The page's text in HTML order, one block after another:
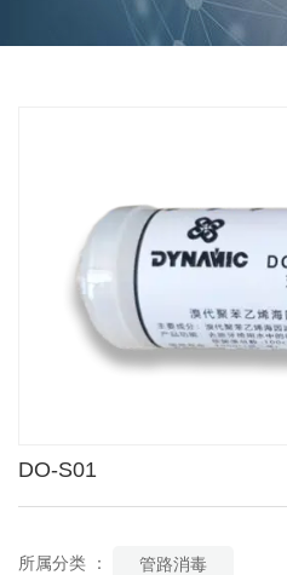
DO-S01
所属分类 ： 管路消毒